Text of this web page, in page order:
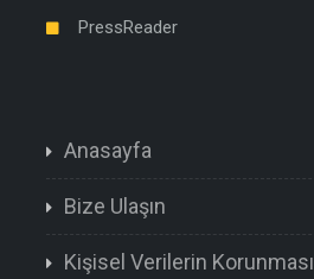
PressReader
Anasayfa
Bize Ulaşın
Kişisel Verilerin Korunması